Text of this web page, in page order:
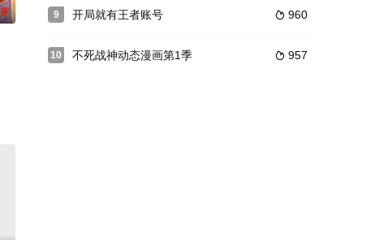
灵；断天阙内，道轩眉受暗算，一度
的金戈铁马江北辰荣耀归来！伪装赘婿，扮猪吃虎！只为把当年那些六
未闻超强大尸兄，小飞 毅然踏上了寻找女友的道路。但途中困难重重，身
9  960
开局就有王者账号
10  957
不死战神动态漫画第1季